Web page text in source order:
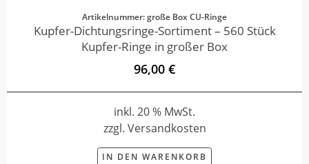
Artikelnummer: große Box CU-Ringe
Kupfer-Dichtungsringe-Sortiment – 560 Stück
Kupfer-Ringe in großer Box
96,00 €
inkl. 20 % MwSt.
zzgl. Versandkosten
IN DEN WARENKORB